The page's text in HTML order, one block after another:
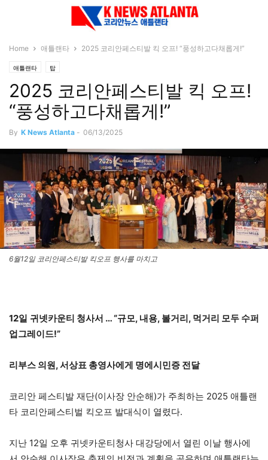
Home 애틀랜타 2025 코리안페스티발 킥 오프! “풍성하고다채롭게!”
애틀랜타 탑
2025 코리안페스티발 킥 오프!
“풍성하고다채롭게!”
By K News Atlanta - 06/13/2025
6월12일 코리안페스티발 킥오프 행사를 마치고
12일 귀넷카운티 청사서 … “규모, 내용, 볼거리, 먹거리 모두 수퍼
업그레이드!”
리부스 의원, 서상표 총영사에게 명에시민증 전달
코리안 페스티발 재단(이사장 안순해)가 주최하는 2025 애틀랜
타 코리안페스티벌 킥오프 발대식이 열렸다.
지난 12일 오후 귀넷카운티청사 대강당에서 열린 이날 행사에